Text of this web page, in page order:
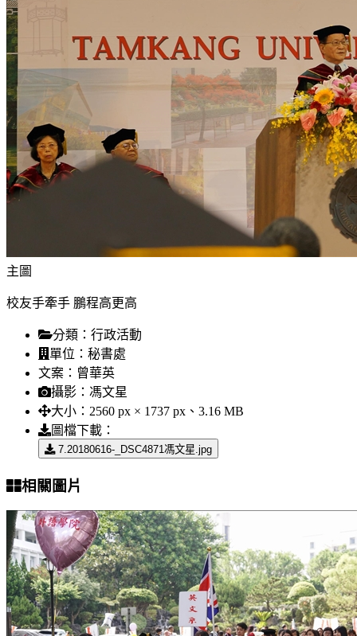
主圖
校友手牽手 鵬程高更高
分類： 行政活動
單位： 秘書處
文案： 曾華英
攝影： 馮文星
大小： 2560 px × 1737 px、3.16 MB
圖檔下載：
7.20180616-_DSC4871馮文星.jpg
相關圖片